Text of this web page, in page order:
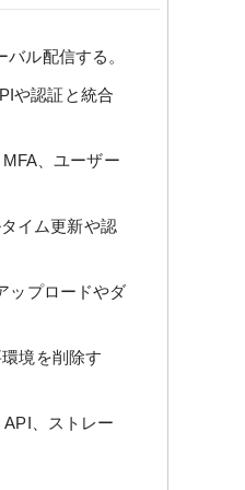
ル配信する。
や認証と統合
、ユーザー
イム更新や認
ップロードやダ
境を削除す
、ストレー